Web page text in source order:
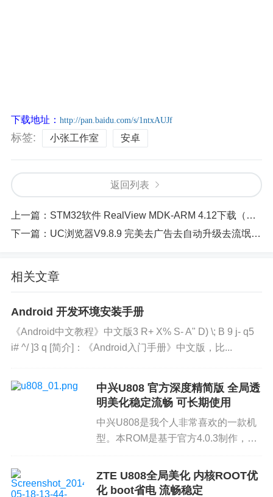
下载地址： http://pan.baidu.com/s/1ntxAUJf
标签: 小张工作室 安卓
返回列表
上一篇： STM32软件 RealView MDK-ARM 4.12下载（RVMDK4.12）
下一篇： UC浏览器V9.8.9 完美去广告去自动升级去流氓权限
相关文章
Android 开发环境安装手册
《Android中文教程》中文版3 R+ X% S- A" D) \; B 9 j- q5
i# ^/ ]3 q [简介]：《Android入门手册》中文版，比...
中兴U808 官方深度精简版 全局透
明美化稳定流畅 可长期使用
中兴U808是我个人非常喜欢的一款机
型。本ROM是基于官方4.0.3制作，在
星风格，删除了大部分没有实际用途的
软件，释放更多系统内存从而达到让系
ZTE U808全局美化 内核ROOT优
化 boot省电 流畅稳定